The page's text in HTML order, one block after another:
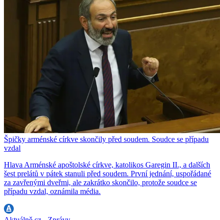
Špičky arménské církve skončily před soudem. Soudce se případu
vzdal
Hlava Arménské apoštolské církve, katolikos Garegin II., a dalších
šest prelátů v pátek stanuli před soudem. První jednání, uspořádané
za zavřenými dveřmi, ale zakrátko skončilo, protože soudce se
případu vzdal, oznámila média.